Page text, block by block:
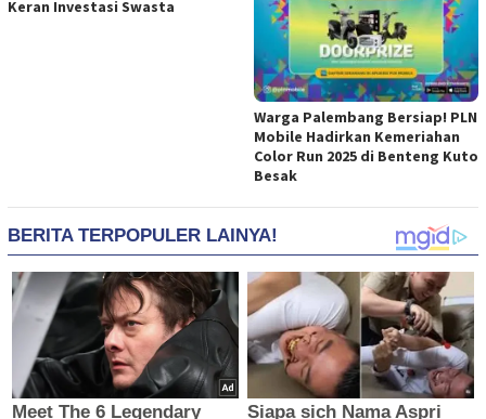
Keran Investasi Swasta
Warga Palembang Bersiap! PLN
Mobile Hadirkan Kemeriahan
Color Run 2025 di Benteng Kuto
Besak